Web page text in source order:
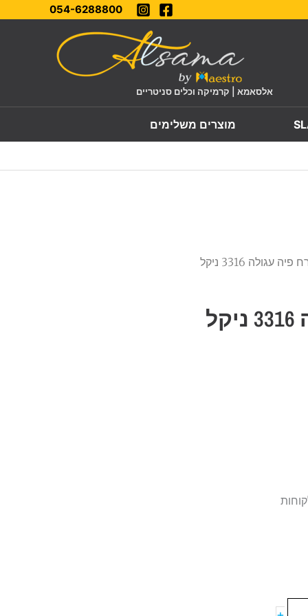
054-6288800
אלסאמא | קרמיקה וכלים סניטריים
מוצרים משלימים
/ ברז פרח פיה עגולה 3316 ניקל
ברז פרח פיה עגולה 3316 ניקל